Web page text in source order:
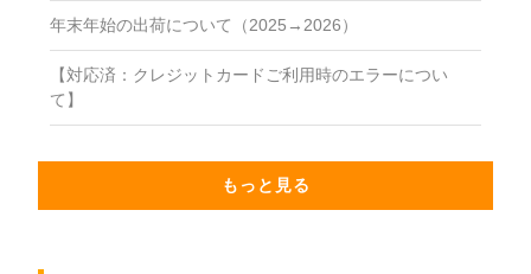
年末年始の出荷について（2025→2026）
【対応済：クレジットカードご利用時のエラーについ
て】
もっと見る